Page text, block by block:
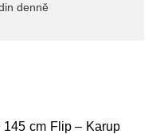
denně
145 cm Flip – Karup